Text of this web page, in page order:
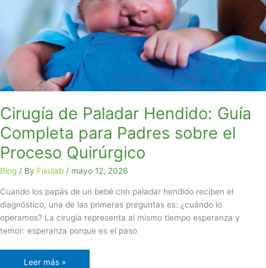
Cirugía de Paladar Hendido: Guía
Completa para Padres sobre el
Proceso Quirúrgico
Blog / By Fisulab / mayo 12, 2026
Cuando los papás de un bebé con paladar hendido reciben el
diagnóstico, una de las primeras preguntas es: ¿cuándo lo
operamos? La cirugía representa al mismo tiempo esperanza y
temor: esperanza porque es el paso
Completa
para
Padres
sobre
Proceso
Leer más »